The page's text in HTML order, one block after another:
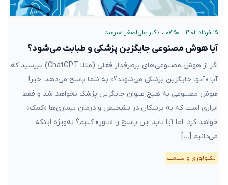
۱۵ خرداد ۱۴۰۲ – ۰۷:۵۰ • دکتر علی‌اصغر هنرمند
آیا هوش مصنوعی جایگزین پزشکی و طبابت می‌شود؟
اگر از هوش مصنوعی‌های پرطرفدار فعلی (مثلا ChatGPT) بپرسید که
آیا «آنها جایگزین پزشکی می‌شوند؟» به شما پاسخ می‌دهد: خیر!
هوش مصنوعی به هیچ عنوان جایگزین پزشک نخواهد شد و فقط
ابزاری است که به پزشکان در تشخیص و درمان بیماری‌ها «کمک»
خواهد کرد. اما آیا باید این پاسخ را «باور» کنیم؟ به‌ویژه اینکه
می‌دانیم […]
تکنولوژی و سلامت